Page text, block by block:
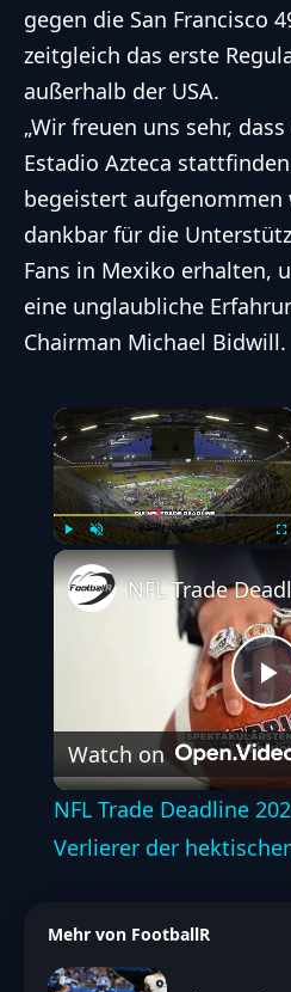
gegen die San Francisco
zeitgleich das erste
außerhalb der USA.
„Wir freuen uns sehr,
Estadio Azteca
begeistert aufgenommen
dankbar für die
Fans in Mexiko erhalten,
eine unglaubliche
Chairman Michael Bidwill.
×
Play Unmute
Watch on
NFL Trade Deadline
Verlierer der
Mehr von FootballR